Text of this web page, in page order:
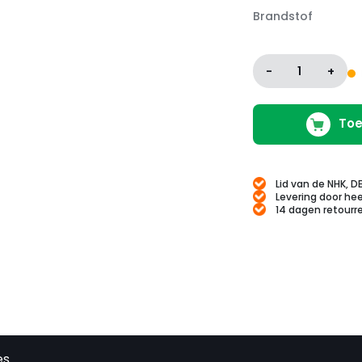
Brandstof
- 1 +
Lid van de NHK,
Levering door
14 dagen